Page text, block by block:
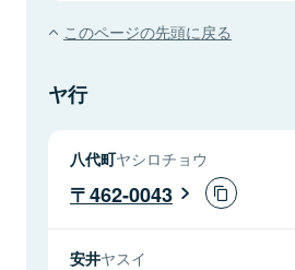
このページの先頭に戻る
ヤ行
八代町ヤシロチョウ
462-0043
安井ヤスイ